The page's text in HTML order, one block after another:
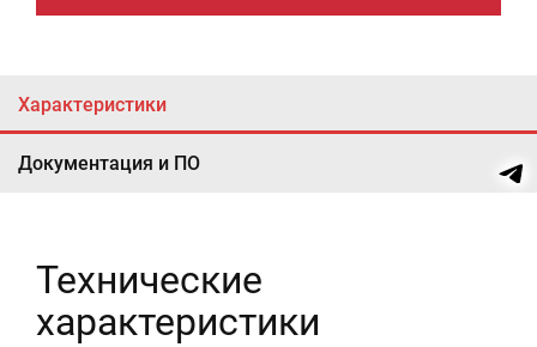
Характеристики
Документация и ПО
Технические
характеристики